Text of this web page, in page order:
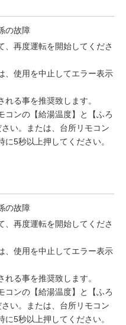
の故障
、再度運転を開始してくださ
、使用を中止してエラー表示
る事を推奨致します。
コンの【給湯温度】と【ふろ
い。または、台所リモコン
5秒以上押してください。
の故障
、再度運転を開始してくださ
、使用を中止してエラー表示
る事を推奨致します。
コンの【給湯温度】と【ふろ
い。または、台所リモコン
5秒以上押してください。